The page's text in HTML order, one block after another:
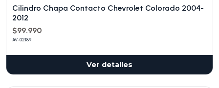
Cilindro Chapa Contacto Chevrolet Colorado 2004-
2012
$99.990
AV-02189
Ver detalles